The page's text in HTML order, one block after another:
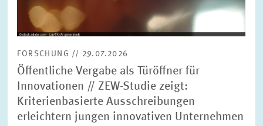
FORSCHUNG // 29.07.2026
Öffentliche Vergabe als Türöffner für
Innovationen // ZEW-Studie zeigt:
Kriterienbasierte Ausschreibungen
erleichtern jungen innovativen Unternehmen